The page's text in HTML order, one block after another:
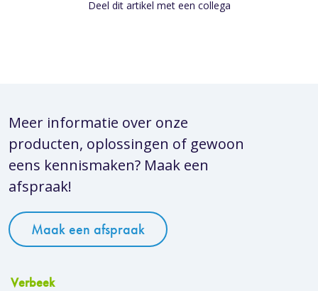
Deel dit artikel met een collega
Meer informatie over onze
producten, oplossingen of gewoon
eens kennismaken? Maak een
afspraak!
Maak een afspraak
Verbeek